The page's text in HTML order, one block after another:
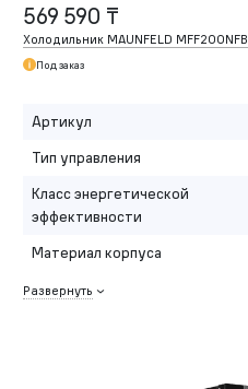
569 590 ₸
Холодильник MAUNFELD MFF200NFB
Под заказ
Артикул
Тип управления
Класс энергетической
эффективности
Материал корпуса
Развернуть